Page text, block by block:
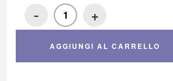
- +
AGGIUNGI AL CARRELLO